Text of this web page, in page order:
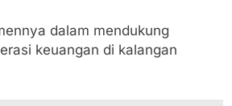
dalam mendukung
keuangan di kalangan